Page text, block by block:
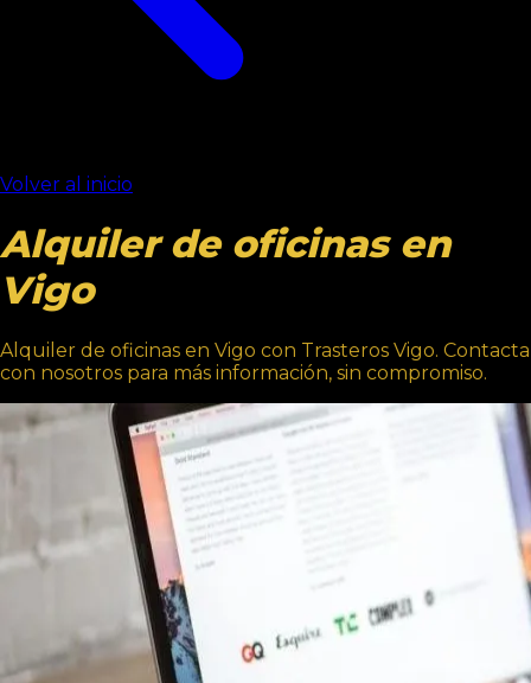
Volver al inicio
Alquiler de oficinas en
Vigo
Alquiler de oficinas en Vigo con Trasteros Vigo. Contacta
con nosotros para más información, sin compromiso.